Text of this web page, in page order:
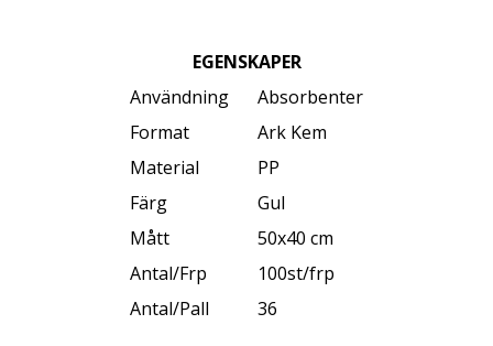
EGENSKAPER
Användning
Absorbenter
Format
Ark Kem
Material
PP
Färg
Gul
Mått
50x40 cm
Antal/Frp
100st/frp
Antal/Pall
36